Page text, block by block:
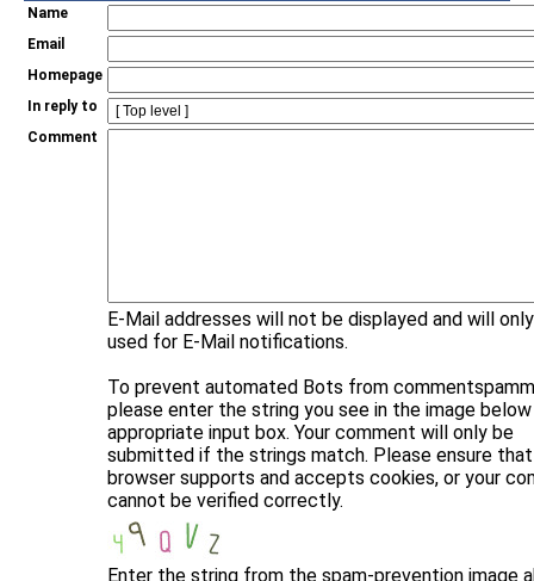
Name
Email
Homepage
In reply to
Comment
E-Mail addresses will not be displayed and will
used for E-Mail notifications.
To prevent automated Bots from
please enter the string you see in the image
appropriate input box. Your comment will only be
submitted if the strings match. Please ensure
browser supports and accepts cookies, or your
cannot be verified correctly.
Enter the string from the spam-prevention image